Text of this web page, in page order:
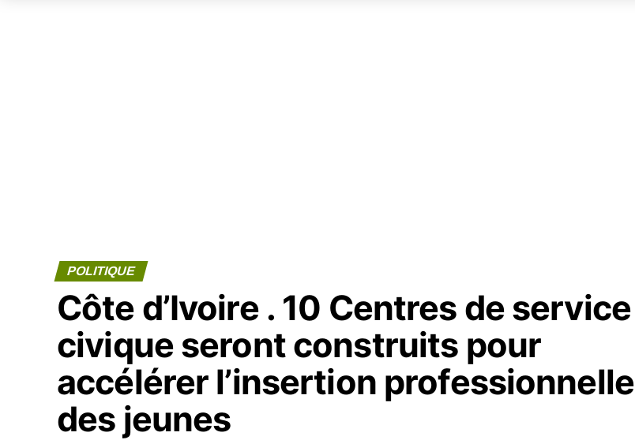
POLITIQUE
Côte d’Ivoire . 10 Centres de service
civique seront construits pour
accélérer l’insertion professionnelle
des jeunes